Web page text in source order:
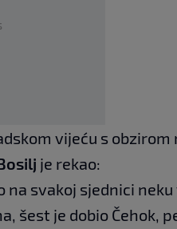
vijeću s obzirom
je rekao:
svakoj sjednici neku
šest je dobio Čehok,